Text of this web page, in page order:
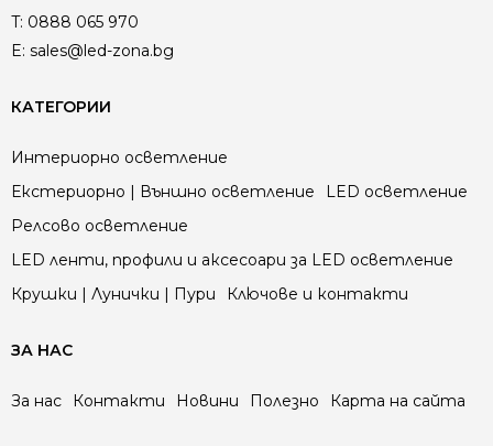
T: 0888 065 970
E: sales@led-zona.bg
КАТЕГОРИИ
Интериорно осветление
Екстериорно | Външно осветление
LED осветление
Релсово осветление
LED ленти, профили и аксесоари за LED осветление
Крушки | Лунички | Пури
Ключове и контакти
ЗА НАС
За нас Контакти Новини Полезно Карта на сайта